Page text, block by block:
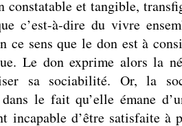
constatable et tangible,
c’est-à-dire du vivre
ce sens que le don est à
Le don exprime alors la
sa sociabilité. Or, la
le fait qu’elle émane
incapable d’être satisfaite à